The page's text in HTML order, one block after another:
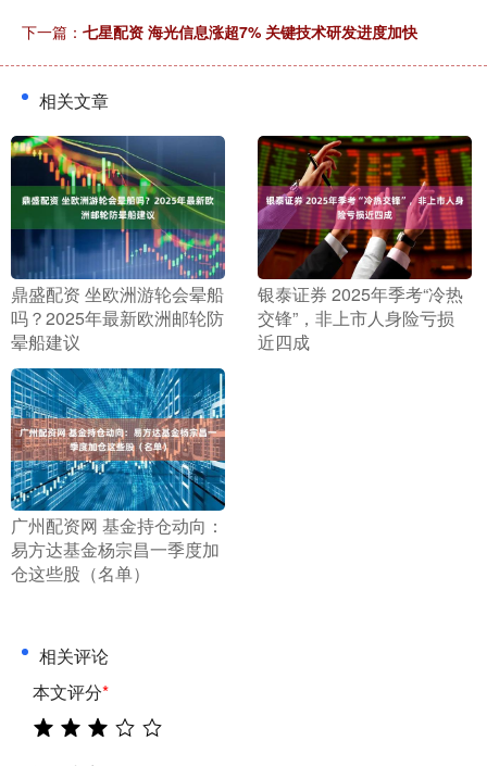
下一篇： 七星配资 海光信息涨超7% 关键技术研发进度加快
相关文章
​鼎盛配资 坐欧洲游轮会晕船
吗？2025年最新欧洲邮轮防
晕船建议
​银泰证券 2025年季考“冷热
交锋”，非上市人身险亏损
近四成
​广州配资网 基金持仓动向：
易方达基金杨宗昌一季度加
仓这些股（名单）
相关评论
本文评分*